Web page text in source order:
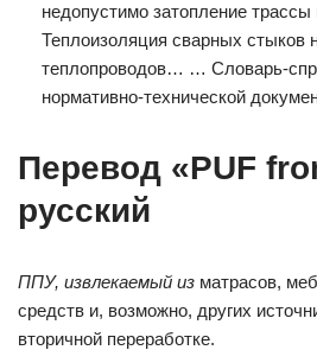
недопустимо затопление трассы
Теплоизоляция сварных стыков
теплопроводов… … Словарь-
нормативно-технической
Перевод «PUF
русский
ППУ, извлекаемый из матрасов,
средств и, возможно, других
вторичной переработке.